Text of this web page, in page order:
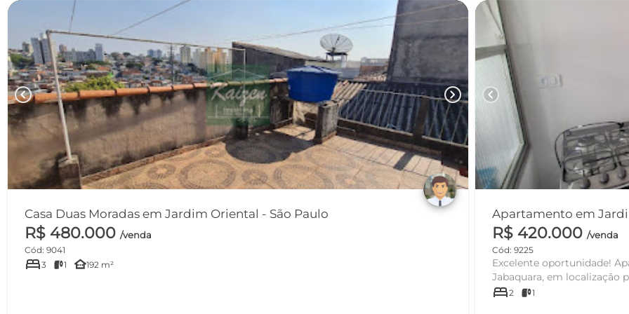
chevron_left chevron_right
Casa Duas Moradas em Jardim Oriental - São Paulo
R$ 480.000 /venda
Cód: 9041
bed3 1 other_houses192 m²
chevron_left
R$ 420.000/venda
Cód: 9225
Excelente oportunidade!
Jabaquara, em localização
bed2 1